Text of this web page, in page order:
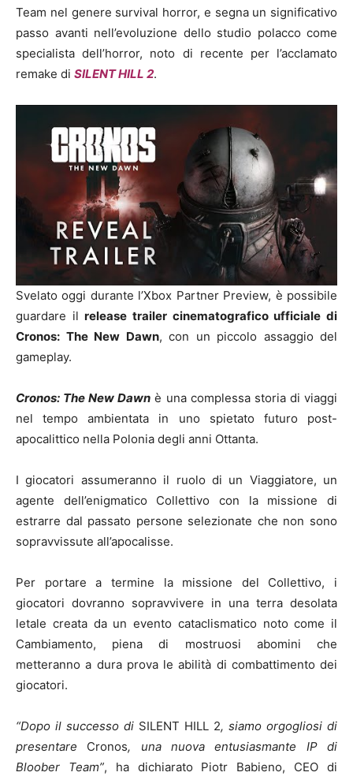
Team nel genere survival horror, e segna un significativo
passo avanti nell’evoluzione dello studio polacco come
specialista dell’horror, noto di recente per l’acclamato
remake di SILENT HILL 2.
Svelato oggi durante l’Xbox Partner Preview, è possibile
guardare ilrelease trailer cinematografico ufficiale di
Cronos: The New Dawn, con un piccolo assaggio del
gameplay.
Cronos: The New Dawn è una complessa storia di viaggi
nel tempo ambientata in uno spietato futuro post-
apocalittico nella Polonia degli anni Ottanta.
I giocatori assumeranno il ruolo di un Viaggiatore, un
agente dell’enigmatico Collettivo con la missione di
estrarre dal passato persone selezionate che non sono
sopravvissute all’apocalisse.
Per portare a termine la missione del Collettivo, i
giocatori dovranno sopravvivere in una terra desolata
letale creata da un evento cataclismatico noto come il
Cambiamento, piena di mostruosi abomini che
metteranno a dura prova le abilità di combattimento dei
giocatori.
“Dopo il successo di SILENT HILL 2, siamo orgogliosi di
presentare Cronos, una nuova entusiasmante IP di
Bloober Team”, ha dichiarato Piotr Babieno, CEO di